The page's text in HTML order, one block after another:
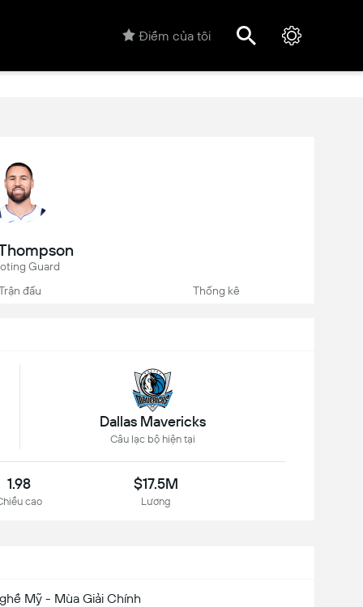
Điểm của tôi
Guard
đấu Thống kê
Dallas Mavericks
Câu lạc bộ hiện tại
1.98
cao
$17.5M
Lương
Mỹ - Mùa Giải Chính